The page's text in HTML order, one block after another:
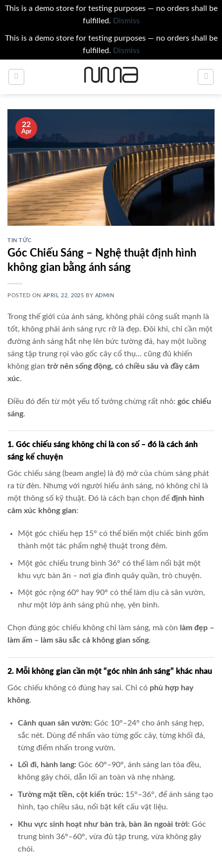
This is a demo store for testing purposes — no orders shall be
fulfilled. Dismiss
This is a demo store for testing purposes — no orders shall be
fulfilled. Dismiss
22
Apr
TIN TỨC
Góc Chiếu Sáng – Nghệ thuật định hình
không gian bằng ánh sáng
POSTED ON APRIL 22, 2025 BY ADMIN
Trong thế giới của ánh sáng, không phải công suất mạnh là
tốt, không phải ánh sáng rực rỡ là đẹp. Đôi khi, chỉ cần một
đường ánh sáng hắt nhẹ lên bức tường đá, hay một luồng
sáng tập trung rọi vào gốc cây cổ thụ… cũng đủ khiến
không gian trở nên sống động, có chiều sâu và đầy cảm
xúc.
Điều đó đến từ một yếu tố tưởng chừng rất nhỏ: góc chiếu
sáng.
1. Góc chiếu sáng không chỉ là con số – đó là cách ánh
sáng kể chuyện
Góc chiếu sáng (beam angle) là độ mở của chùm sáng phát
ra từ đèn. Nhưng với người hiểu ánh sáng, nó không chỉ là
một thông số kỹ thuật. Đó là cách bạn chọn để định hình
cảm xúc không gian:
Một góc chiếu hẹp 15° có thể biến một chiếc bình gốm
thành một tác phẩm nghệ thuật trong đêm.
Một góc chiếu trung bình 36° có thể làm nổi bật một
khu vực bàn ăn – nơi gia đình quây quần, trò chuyện.
Một góc rộng 60° hay 90° có thể làm dịu cả sân vườn,
như một lớp ánh sáng phủ nhẹ, yên bình.
Chọn đúng góc chiếu không chỉ làm sáng, mà còn làm đẹp –
làm ấm – làm sâu sắc cả không gian sống.
2. Mỗi không gian cần một “góc nhìn ánh sáng” khác nhau
Góc chiếu không có đúng hay sai. Chỉ có phù hợp hay
không.
Cảnh quan sân vườn: Góc 10°–24° cho ánh sáng hẹp,
sắc nét. Dùng để nhấn vào từng gốc cây, từng khối đá,
từng điểm nhấn trong vườn.
Lối đi, hành lang: Góc 60°–90°, ánh sáng lan tỏa đều,
không gây chói, dẫn lối an toàn và nhẹ nhàng.
Tường mặt tiền, cột kiến trúc: 15°–36°, để ánh sáng tạo
hình, tạo chiều sâu, nổi bật kết cấu vật liệu.
Khu vực sinh hoạt như bàn trà, bàn ăn ngoài trời: Góc
trung bình 36°–60°, vừa đủ tập trung, vừa không gây
chói.